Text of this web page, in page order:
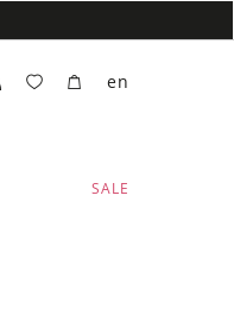
SALE
en